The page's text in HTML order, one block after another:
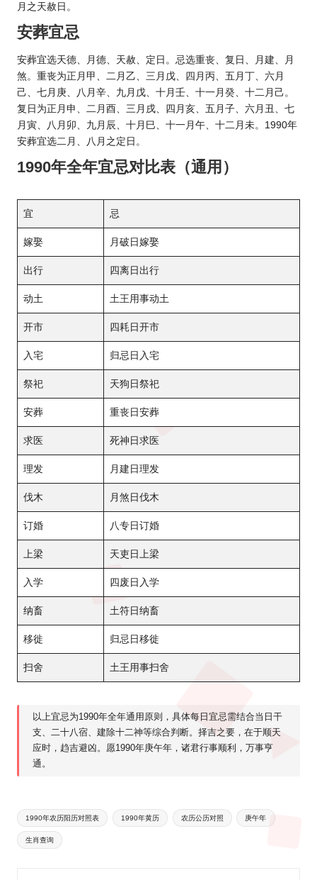
月之天赦日。
安葬宜忌
安葬宜选天德、月德、天赦、定日。忌选重丧、复日、月建、月
煞。重丧为正月甲、二月乙、三月戊、四月丙、五月丁、六月
己、七月庚、八月辛、九月戊、十月壬、十一月癸、十二月己。
复日为正月申、二月酉、三月戌、四月亥、五月子、六月丑、七
月寅、八月卯、九月辰、十月巳、十一月午、十二月未。1990年
安葬宜选二月、八月之定日。
1990年全年宜忌对比表（通用）
宜 忌
嫁娶 月破日嫁娶
出行 四离日出行
动土 土王用事动土
开市 四耗日开市
入宅 归忌日入宅
祭祀 天狗日祭祀
安葬 重丧日安葬
求医 死神日求医
理发 月建日理发
伐木 月煞日伐木
订婚 八专日订婚
上梁 天吏日上梁
入学 四废日入学
纳畜 土符日纳畜
移徙 归忌日移徙
扫舍 土王用事扫舍
以上宜忌为1990年全年通用原则，具体每日宜忌需结合当日干
支、二十八宿、建除十二神等综合判断。择吉之要，在于顺天
应时，趋吉避凶。愿1990年庚午年，诸君行事顺利，万事亨
通。
Tags:
1990年农历阳历对照表 1990年黄历 农历公历对照 庚午年
生肖查询